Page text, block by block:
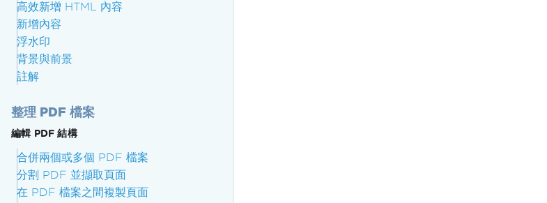
高效新增 HTML 內容
新增內容
浮水印
背景與前景
註解
整理 PDF 檔案
編輯 PDF 結構
合併兩個或多個 PDF 檔案
分割 PDF 並擷取頁面
在 PDF 檔案之間複製頁面